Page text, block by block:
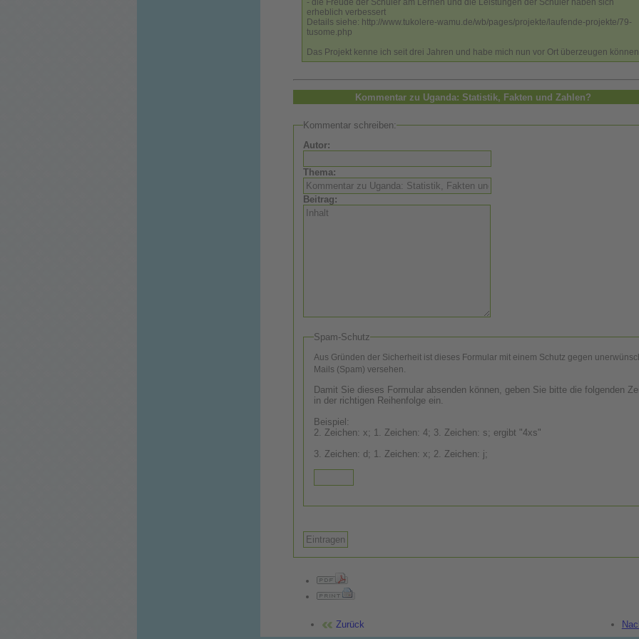
- die Freude der Schüler am Lernen und die Leistungen der Schüler haben sich
erheblich verbessert
Details siehe: http://www.tukolere-wamu.de/wb/pages/projekte/laufende-projekte/79-
tusome.php
Das Projekt kenne ich seit drei Jahren und habe mich nun vor Ort überzeugen
Kommentar zu Uganda: Statistik, Fakten und Zahlen?
Kommentar schreiben:
Autor:
Thema:
Beitrag:
Spam-Schutz
Aus Gründen der Sicherheit ist dieses Formular mit einem Schutz gegen
Mails (Spam) versehen.
Damit Sie dieses Formular absenden können, geben Sie bitte die folgenden
in der richtigen Reihenfolge ein.
Beispiel:
2. Zeichen: x; 1. Zeichen: 4; 3. Zeichen: s; ergibt "4xs"
3. Zeichen: d; 1. Zeichen: x; 2. Zeichen: j;
Zurück